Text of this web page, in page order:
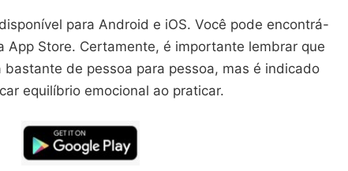
para Android e iOS. Você pode encontrá-
App Store. Certamente, é importante lembrar que
de pessoa para pessoa, mas é indicado
equilíbrio emocional ao praticar.